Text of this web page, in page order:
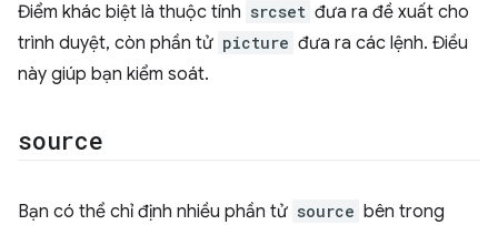
Điểm khác biệt là thuộc tính srcset đưa ra đề xuất cho
trình duyệt, còn phần tử picture đưa ra các lệnh. Điều
này giúp bạn kiểm soát.
source
Bạn có thể chỉ định nhiều phần tử source bên trong